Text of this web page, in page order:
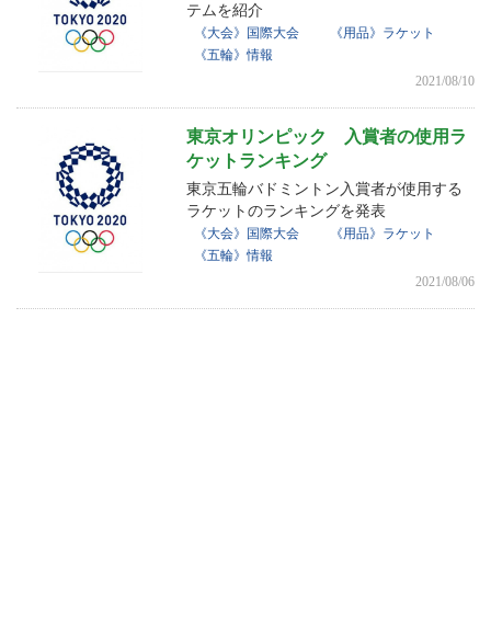
テムを紹介
《大会》国際大会
《用品》ラケット
《五輪》情報
2021/08/10
東京オリンピック 入賞者の使用ラ
ケットランキング
東京五輪バドミントン入賞者が使用する
ラケットのランキングを発表
《大会》国際大会
《用品》ラケット
《五輪》情報
2021/08/06